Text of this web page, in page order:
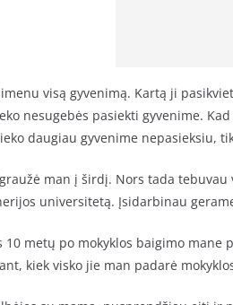
visą gyvenimą. Kartą ji
nesugebės pasiekti gyvenime.
daugiau gyvenime nepasieksiu,
man į širdį. Nors tada
universitetą. Įsidarbinau
10 metų po mokyklos baigimo
kiek visko jie man padarė